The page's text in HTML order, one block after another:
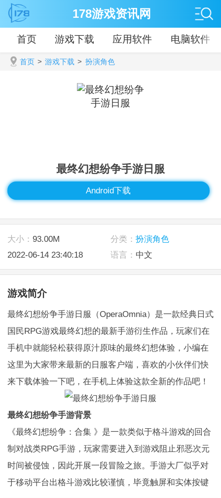
178游戏资讯网
首页 游戏下载 应用软件 电脑软件
首页 > 游戏下载 > 扮演角色
最终幻想纷争手游日服
Android下载
大小： 93.00M 分类： 扮演角色
2022-06-14 23:40:18
语言： 中文
游戏简介
最终幻想纷争手游日服（OperaOmnia）是一款经典日式
国民RPG游戏最终幻想的最新手游衍生作品，玩家们在
手机中就能轻松获得原汁原味的最终幻想体验，小编在
这里为大家带来最新的日服客户端，喜欢的小伙伴们快
来下载体验一下吧，在手机上体验这款全新的作品吧！
最终幻想纷争手游背景
《最终幻想纷争：合集 》是一款类似于格斗游戏的回合
制对战类RPG手游，玩家需要进入到游戏阻止邪恶次元
时间被侵蚀，因此开展一段冒险之旅。手游大厂似乎对
于移动平台出格斗游戏比较谨慎，毕竟触屏和实体按键